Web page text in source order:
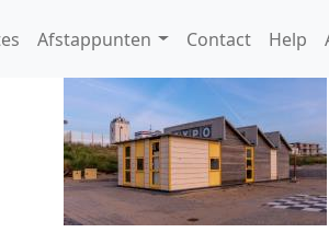
Afstappunten Contact Help